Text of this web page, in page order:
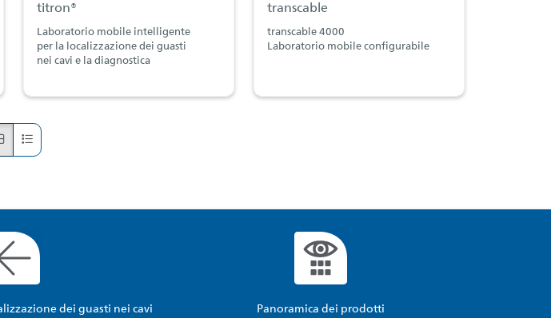
titron®
Laboratorio mobile intelligente
per la localizzazione dei guasti
nei cavi e la diagnostica
transcable
transcable 4000
Laboratorio mobile configurabile
dei guasti nei cavi Panoramica dei prodotti